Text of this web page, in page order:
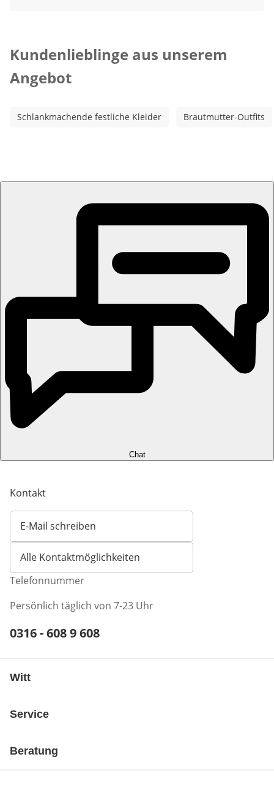
Kundenlieblinge aus unserem
Angebot
Schlankmachende festliche Kleider Brautmutter-Outfits
Chat
Kontakt
E-Mail schreiben
Öffnet E-Mail-Client
Alle Kontaktmöglichkeiten
Telefonnummer
Persönlich täglich von 7-23 Uhr
Telefonnummer:
0316 - 608 9 608
Witt
Service
Beratung